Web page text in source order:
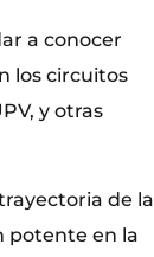
a conocer
los circuitos
y otras
de la
potente en la